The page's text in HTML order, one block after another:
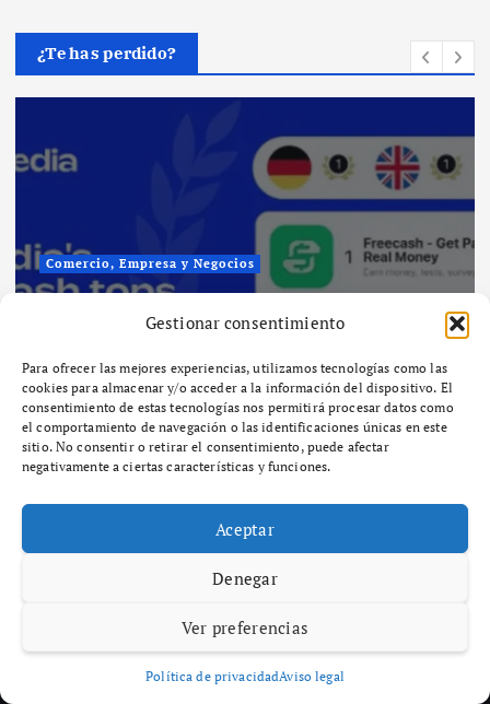
Gestionar consentimiento
Para ofrecer las mejores experiencias, utilizamos tecnologías como las
cookies para almacenar y/o acceder a la información del dispositivo. El
consentimiento de estas tecnologías nos permitirá procesar datos como
el comportamiento de navegación o las identificaciones únicas en este
sitio. No consentir o retirar el consentimiento, puede afectar
negativamente a ciertas características y funciones.
Aceptar
Denegar
Ver preferencias
Política de privacidadAviso legal
¿Te has perdido?
Comercio, Empresa y Negocios
La app Freecash de Almedia lidera
los rankings globales de la App
Store de iOS mientras las
plataformas de recompensas se
generalizan
PorMaria Izquierdo febrero 6, 2026 59 views